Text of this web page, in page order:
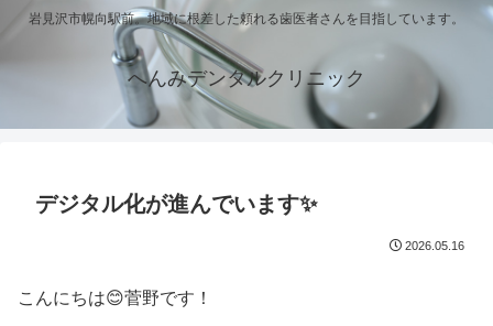
岩見沢市幌向駅前。地域に根差した頼れる歯医者さんを目指しています。
へんみデンタルクリニック
デジタル化が進んでいます✨
2026.05.16
こんにちは😊菅野です！